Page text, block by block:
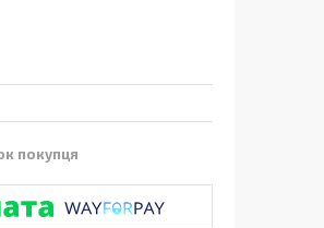
покупця